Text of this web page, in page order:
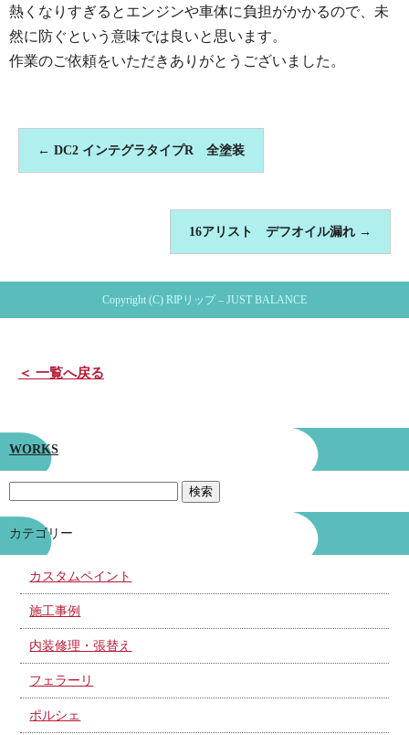
熱くなりすぎるとエンジンや車体に負担がかかるので、未
然に防ぐという意味では良いと思います。
作業のご依頼をいただきありがとうございました。
← DC2 インテグラタイプR 全塗装
16アリスト デフオイル漏れ →
Copyright (C) RIPリップ – JUST BALANCE
＜ 一覧へ戻る
WORKS
カテゴリー
カスタムペイント
施工事例
内装修理・張替え
フェラーリ
ポルシェ